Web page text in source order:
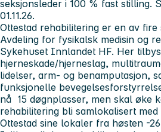
seksjonsleder i 100 % fast stilling.
01.11.26.
Ottestad rehabilitering er en av fire
Avdeling for fysikalsk medisin og
Sykehuset Innlandet HF. Her
hjerneskade/hjerneslag,
lidelser, arm- og benamputasjon,
funksjonelle
nå 15 døgnplasser, men skal øke
rehabilitering bli samlokalisert
Ottestad sine lokaler fra høsten -